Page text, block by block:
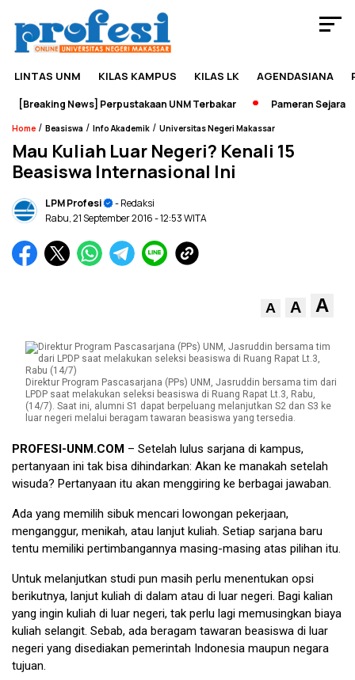
LINTAS UNM KILAS KAMPUS KILAS LK AGENDASIANA
News] Perpustakaan UNM Terbakar Pameran Sejarah
Home / Beasiswa / Info Akademik / Universitas Negeri Makassar
Mau Kuliah Luar Negeri? Kenali 15
Beasiswa Internasional Ini
LPM Profesi
- Redaksi
Rabu, 21 September 2016- 12:53 WITA
A A A
Direktur Program Pascasarjana (PPs) UNM, Jasruddin bersama tim dari
LPDP saat melakukan seleksi beasiswa di Ruang Rapat Lt.3, Rabu,
(14/7). Saat ini, alumni S1 dapat berpeluang melanjutkan S2 dan S3 ke
luar negeri melalui beragam tawaran beasiswa yang tersedia.
PROFESI-UNM.COM – Setelah lulus sarjana di kampus,
pertanyaan ini tak bisa dihindarkan: Akan ke manakah setelah
wisuda? Pertanyaan itu akan menggiring ke berbagai jawaban.
Ada yang memilih sibuk mencari lowongan pekerjaan,
menganggur, menikah, atau lanjut kuliah. Setiap sarjana baru
tentu memiliki pertimbangannya masing-masing atas pilihan itu.
Untuk melanjutkan studi pun masih perlu menentukan opsi
berikutnya, lanjut kuliah di dalam atau di luar negeri. Bagi kalian
yang ingin kuliah di luar negeri, tak perlu lagi memusingkan biaya
kuliah selangit. Sebab, ada beragam tawaran beasiswa di luar
negeri yang disediakan pemerintah Indonesia maupun negara
tujuan.